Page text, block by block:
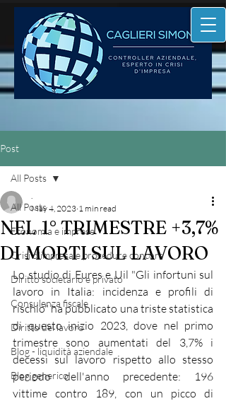
Post
All Posts
Economia e imprese
Crisi d'impresa e procedure concors
Diritto societario e privato
Consulenza fiscale
Diritto del lavoro
Blog - liquidità aziendale
Blog generico
All Posts
NEL 1° TRIMESTRE +3,7%
DI MORTI SUL LAVORO
.
May 4, 2023 1 min read
Lo studio di Eures e Uil "Gli infortuni sul
lavoro in Italia: incidenza e profili di
rischio" ha pubblicato una triste statistica
di questo inizio 2023, dove nel primo
trimestre sono aumentati del 3,7% i
decessi sul lavoro rispetto allo stesso
periodo dell'anno precedente: 196
vittime contro 189, con un picco di